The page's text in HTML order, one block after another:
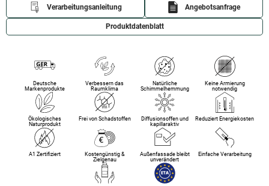
Deutsche
Markenprodukte
Verbessern das
Raumklima
Natürliche
Schimmelhemmung
Keine Armierung
notwendig
Ökologisches
Naturprodukt
Frei von Schadstoffen
Diffusionsoffen und
kapillaraktiv
Reduziert Energiekosten
A1 Zertifiziert
Kostengünstig &
Zielgenau
Außenfassade bleibt
unverändert
Einfache Verarbeitung
Verarbeitungsanleitung Angebotsanfrage
Produktdatenblatt